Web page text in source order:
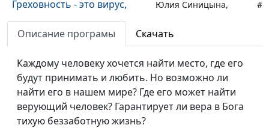
Греховность - это вирус,
поразивший всех
Юлия Синицына,
священнослужитель
Как избавиться от
беспокойства?
Юлия Синицына,
Сергей Никулин,
священнослужитель
Символ ног в Библии
Юлия Синицына,
Описание програмы Скачать
Каждому человеку хочется найти место, где его
будут принимать и любить. Но возможно ли
найти его в нашем мире? Где его может найти
верующий человек? Гарантирует ли вера в Бога
тихую беззаботную жизнь?